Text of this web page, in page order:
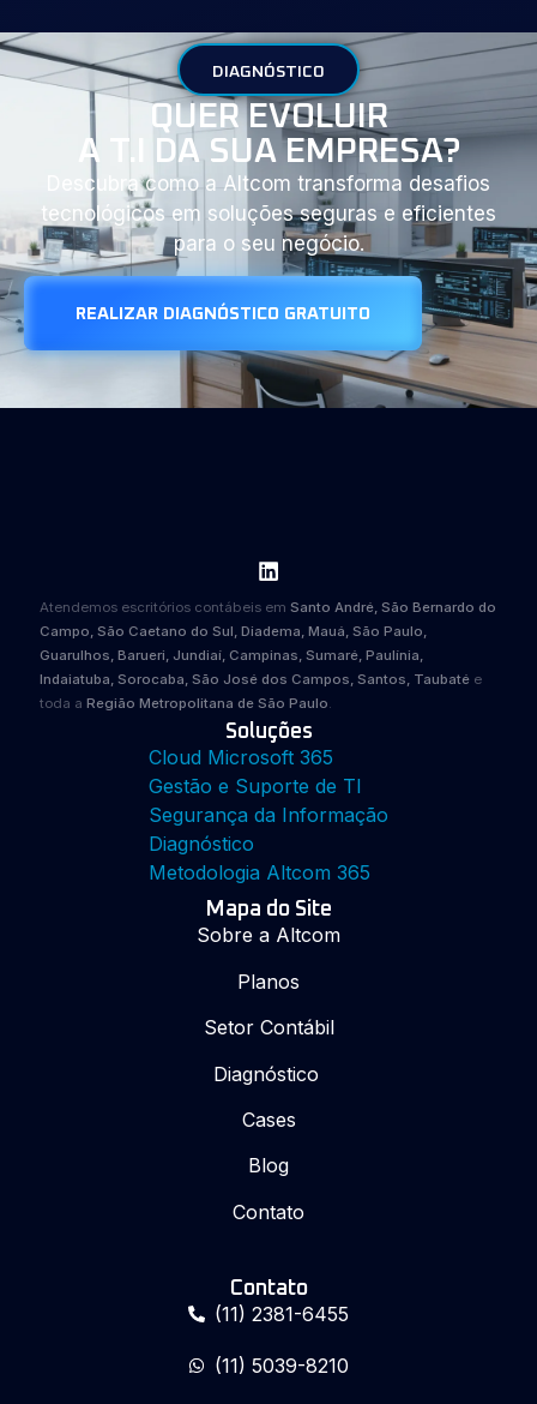
DIAGNÓSTICO
QUER EVOLUIR
A T.I DA SUA EMPRESA?
Descubra como a Altcom transforma desafios
tecnológicos em soluções seguras e eficientes
para o seu negócio.
REALIZAR DIAGNÓSTICO GRATUITO
Atendemos escritórios contábeis em Santo André, São Bernardo do
Campo, São Caetano do Sul, Diadema, Mauá, São Paulo,
Guarulhos, Barueri, Jundiaí, Campinas, Sumaré, Paulínia,
Indaiatuba, Sorocaba, São José dos Campos, Santos, Taubaté e
toda a Região Metropolitana de São Paulo.
Soluções
Cloud Microsoft 365
Gestão e Suporte de TI
Segurança da Informação
Diagnóstico
Metodologia Altcom 365
Mapa do Site
Sobre a Altcom
Planos
Setor Contábil
Diagnóstico
Cases
Blog
Contato
Contato
(11) 2381-6455
(11) 5039-8210